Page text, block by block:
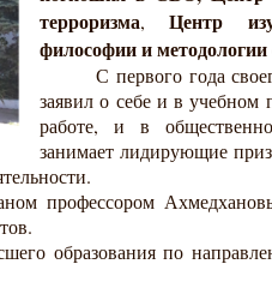
терроризма,Центр
философии и
С первого года
заявил о себе и в учебном
работе, и в
занимает лидирующие
профессором
образования по